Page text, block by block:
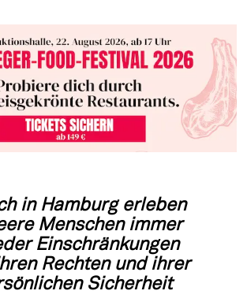
in Hamburg erleben
Menschen immer
Einschränkungen
Rechten und ihrer
Sicherheit